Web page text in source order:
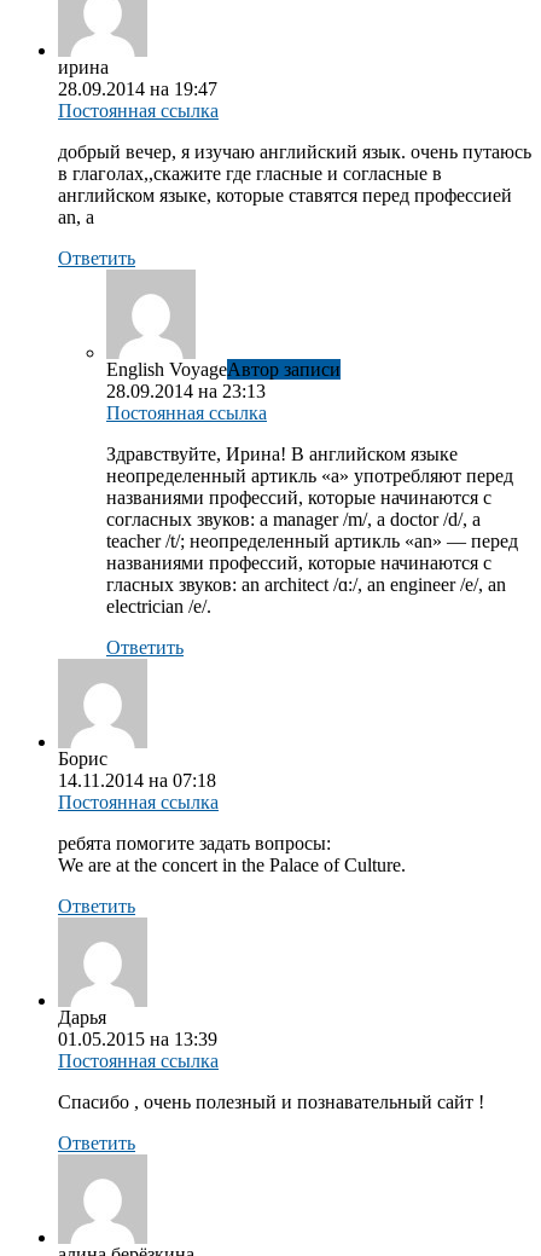
ирина
28.09.2014 на 19:47
Постоянная ссылка
добрый вечер, я изучаю английский язык. очень путаюсь
в глаголах,,скажите где гласные и согласные в
английском языке, которые ставятся перед профессией
an, a
Ответить
English VoyageАвтор записи
28.09.2014 на 23:13
Постоянная ссылка
Здравствуйте, Ирина! В английском языке
неопределенный артикль «a» употребляют перед
названиями профессий, которые начинаются с
согласных звуков: a manager /m/, a doctor /d/, a
teacher /t/; неопределенный артикль «an» — перед
названиями профессий, которые начинаются с
гласных звуков: an architect /ɑ:/, an engineer /e/, an
electrician /e/.
Ответить
Борис
14.11.2014 на 07:18
Постоянная ссылка
ребята помогите задать вопросы:
We are at the concert in the Palace of Culture.
Ответить
Дарья
01.05.2015 на 13:39
Постоянная ссылка
Спасибо , очень полезный и познавательный сайт !
Ответить